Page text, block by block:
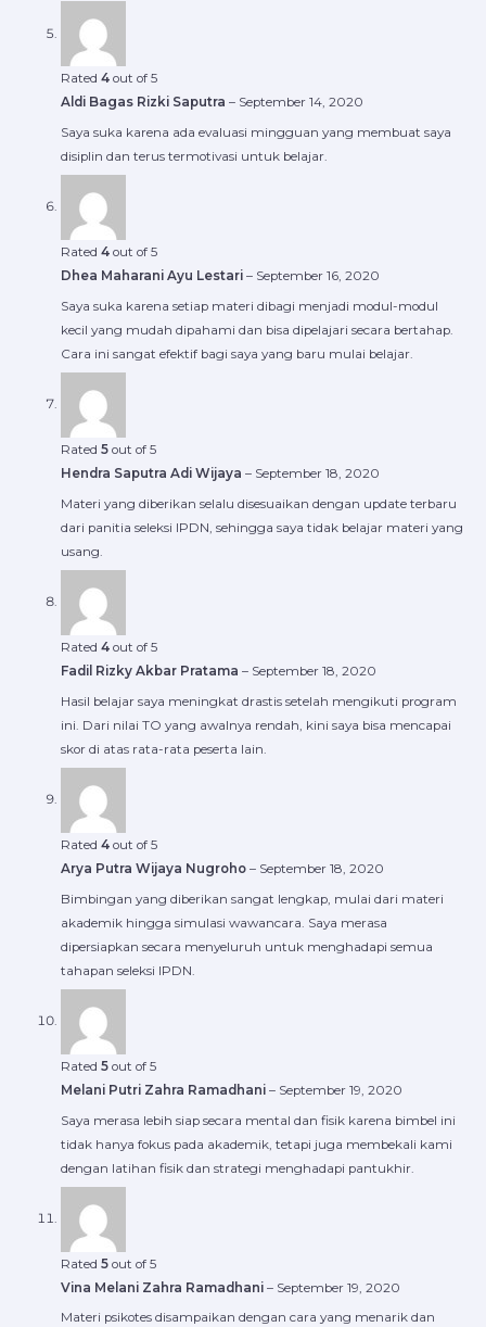
Rated 4out of 5
Aldi Bagas Rizki Saputra – September 14, 2020
Saya suka karena ada evaluasi mingguan yang membuat saya
disiplin dan terus termotivasi untuk belajar.
Rated 4out of 5
Dhea Maharani Ayu Lestari – September 16, 2020
Saya suka karena setiap materi dibagi menjadi modul-modul
kecil yang mudah dipahami dan bisa dipelajari secara bertahap.
Cara ini sangat efektif bagi saya yang baru mulai belajar.
Rated 5out of 5
Hendra Saputra Adi Wijaya – September 18, 2020
Materi yang diberikan selalu disesuaikan dengan update terbaru
dari panitia seleksi IPDN, sehingga saya tidak belajar materi yang
usang.
Rated 4out of 5
Fadil Rizky Akbar Pratama – September 18, 2020
Hasil belajar saya meningkat drastis setelah mengikuti program
ini. Dari nilai TO yang awalnya rendah, kini saya bisa mencapai
skor di atas rata-rata peserta lain.
Rated 4out of 5
Arya Putra Wijaya Nugroho – September 18, 2020
Bimbingan yang diberikan sangat lengkap, mulai dari materi
akademik hingga simulasi wawancara. Saya merasa
dipersiapkan secara menyeluruh untuk menghadapi semua
tahapan seleksi IPDN.
Rated 5out of 5
Melani Putri Zahra Ramadhani – September 19, 2020
Saya merasa lebih siap secara mental dan fisik karena bimbel ini
tidak hanya fokus pada akademik, tetapi juga membekali kami
dengan latihan fisik dan strategi menghadapi pantukhir.
Rated 5out of 5
Vina Melani Zahra Ramadhani – September 19, 2020
Materi psikotes disampaikan dengan cara yang menarik dan